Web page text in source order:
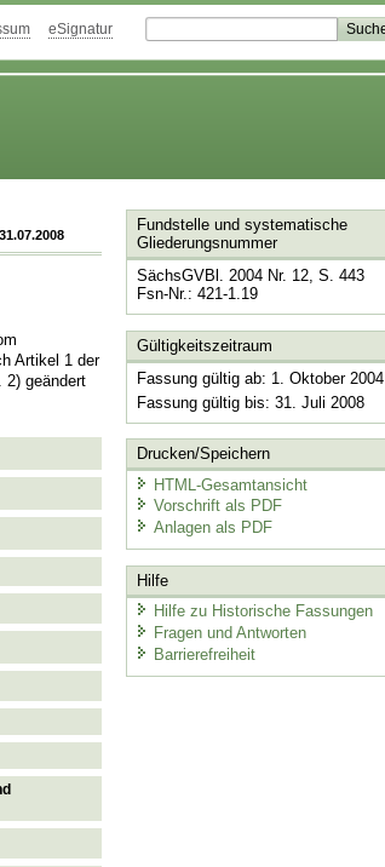
eSignatur
Artikel 1 der
2) geändert
Fundstelle und systematische
Gliederungsnummer
SächsGVBl. 2004 Nr. 12, S. 443
Fsn-Nr.: 421-1.19
Gültigkeitszeitraum
Fassung gültig ab: 1. Oktober 2004
Fassung gültig bis: 31. Juli 2008
Drucken/Speichern
HTML-Gesamtansicht
Vorschrift als PDF
Anlagen als PDF
Hilfe
Hilfe zu Historische Fassungen
Fragen und Antworten
Barrierefreiheit